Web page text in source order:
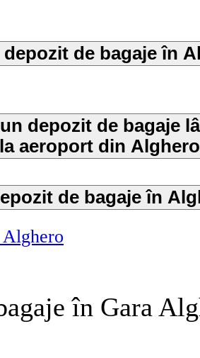
de bagaje în
depozit de bagaje
aeroport din
de bagaje în
Alghero
în Gara